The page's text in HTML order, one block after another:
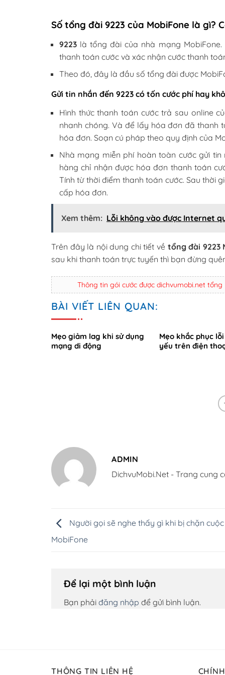
Số tổng đài 9223 của MobiFone là gì?
9223 là tổng đài của nhà mạng
thanh toán cước và xác nhận cước thanh
Theo đó, đây là đầu số tổng đài được
Gửi tin nhắn đến 9223 có tốn cước phí hay
Hình thức thanh toán cước trả sau online
nhanh chóng. Và để lấy hóa đơn đã thanh
hóa đơn. Soạn cú pháp theo quy định của
Nhà mạng miễn phí hoàn toàn cước gửi
hàng chỉ nhận được hóa đơn thanh toán
Tính từ thời điểm thanh toán cước. Sau thời
cấp hóa đơn.
Xem thêm: Lỗi không vào được Internet
Trên đây là nội dung chi tiết về tổng đài 9223
sau khi thanh toán trực tuyến thì bạn đừng
Thông tin gói cước được dichvumobi.net
BÀI VIẾT LIÊN QUAN:
Mẹo giảm lag khi sử dụng
mạng di động
Mẹo khắc phục
yếu trên điện
ADMIN
DichvuMobi.Net - Trang cung
Người gọi sẽ nghe thấy gì khi bị chặn
MobiFone
Để lại một bình luận
Bạn phải đăng nhập để gửi bình luận.
THÔNG TIN LIÊN HỆ